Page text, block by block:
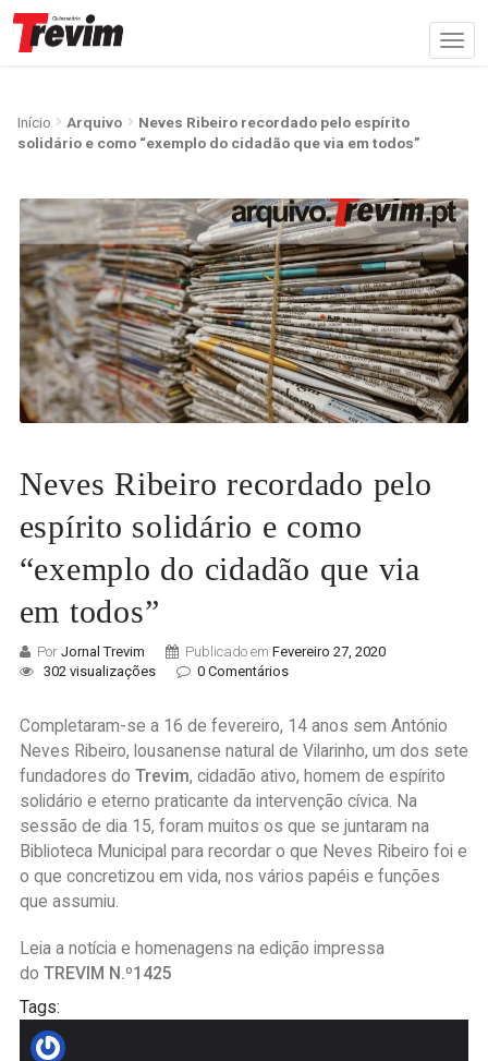
Início Arquivo
Neves Ribeiro recordado pelo espírito
solidário e como “exemplo do cidadão que via em todos”
Neves Ribeiro recordado pelo
espírito solidário e como
“exemplo do cidadão que via
em todos”
Por Jornal Trevim Publicado em Fevereiro 27, 2020
302 visualizações
0 Comentários
Completaram-se a 16 de fevereiro, 14 anos sem António
Neves Ribeiro, lousanense natural de Vilarinho, um dos sete
fundadores do Trevim, cidadão ativo, homem de espírito
solidário e eterno praticante da intervenção cívica. Na
sessão de dia 15, foram muitos os que se juntaram na
Biblioteca Municipal para recordar o que Neves Ribeiro foi e
o que concretizou em vida, nos vários papéis e funções
que assumiu.
Leia a notícia e homenagens na edição impressa
do TREVIM N.º1425
Tags: